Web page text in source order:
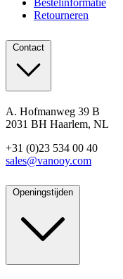
Retourneren
Contact
A. Hofmanweg 39 B
2031 BH Haarlem, NL
+31 (0)23 534 00 40
sales@vanooy.com
Openingstijden